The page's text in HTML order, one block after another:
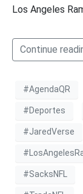
Los Angeles
Continue
#AgendaQR
#Deportes
#JaredVerse
#SacksNFL